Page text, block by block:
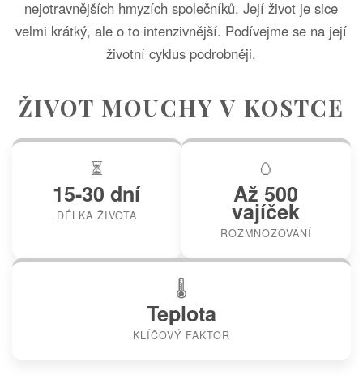
nejotravnějších hmyzích společníků. Její život je sice
velmi krátký, ale o to intenzivnější. Podívejme se na její
životní cyklus podrobněji.
ŽIVOT MOUCHY V KOSTCE
⏳
15-30 dní
DÉLKA ŽIVOTA
🥚
Až 500
vajíček
ROZMNOŽOVÁNÍ
🌡️
Teplota
KLÍČOVÝ FAKTOR